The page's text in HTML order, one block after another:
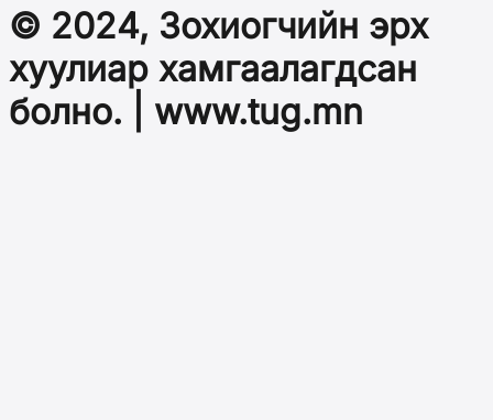
© 2024, Зохиогчийн эрх
хуулиар хамгаалагдсан
болно. | www.tug.mn